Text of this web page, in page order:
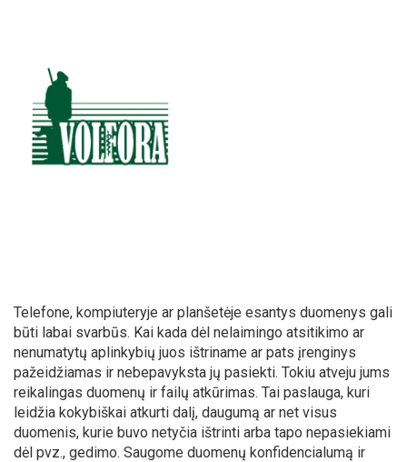
Telefone, kompiuteryje ar planšetėje esantys duomenys gali
būti labai svarbūs. Kai kada dėl nelaimingo atsitikimo ar
nenumatytų aplinkybių juos ištriname ar pats įrenginys
pažeidžiamas ir nebepavyksta jų pasiekti. Tokiu atveju jums
reikalingas duomenų ir failų atkūrimas. Tai paslauga, kuri
leidžia kokybiškai atkurti dalį, daugumą ar net visus
duomenis, kurie buvo netyčia ištrinti arba tapo nepasiekiami
dėl pvz., gedimo. Saugome duomenų konfidencialumą ir